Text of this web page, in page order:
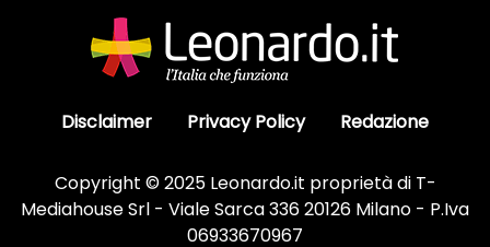
Disclaimer Privacy Policy Redazione
Copyright © 2025 Leonardo.it proprietà di T-
Mediahouse Srl - Viale Sarca 336 20126 Milano - P.Iva
06933670967